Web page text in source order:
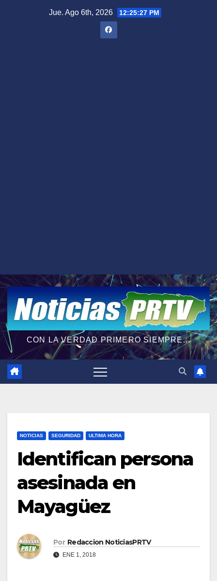
Jue. Ago 6th, 2026 12:25:28 PM
CON LA VERDAD PRIMERO SIEMPRE...
NOTICIAS SEGURIDAD ULTIMA HORA
Identifican persona
asesinada en
Mayagüez
Por Redaccion NoticiasPRTV
ENE 1, 2018